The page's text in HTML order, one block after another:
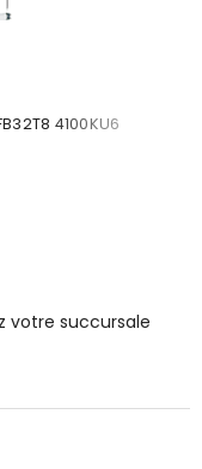
4100KU6
votre succursale